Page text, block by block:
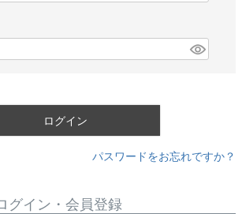
)
ログイン
パスワードをお忘れですか？
グイン・会員登録